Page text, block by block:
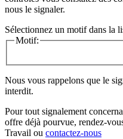
nous le signaler.
Sélectionnez un motif dans la
Motif:
Nous vous rappelons que le
interdit.
Pour tout signalement
offre déjà pourvue, rendez-
Travail ou contactez-nous